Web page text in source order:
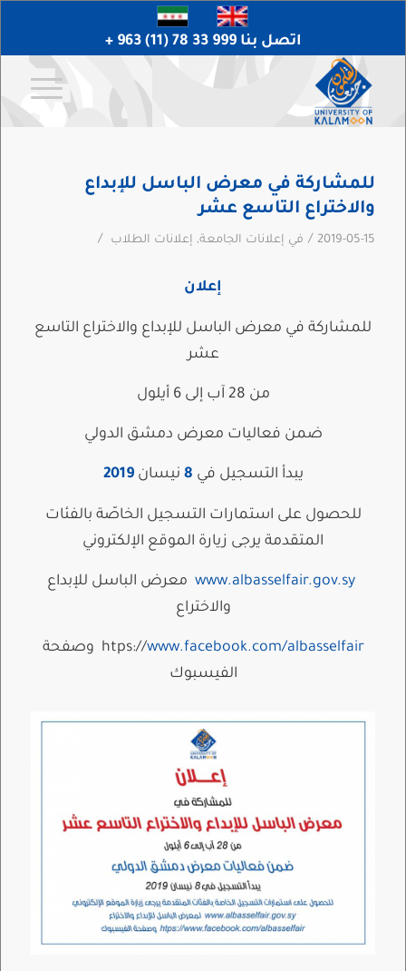
اتصل بنا 999 33 78 (11) 963 +
للمشاركة في معرض الباسل للإبداع
والاختراع التاسع عشر
2019-05-15
/ في إعلانات الجامعة, إعلانات الطلاب /
إعلان
للمشاركة في معرض الباسل للإبداع والاختراع التاسع
عشر
من 28 آب إلى 6 أيلول
ضمن فعاليات معرض دمشق الدولي
يبدأ التسجيل في نيسان2019
للحصول على استمارات التسجيل الخاصّة بالفئات
المتقدمة يرجى زيارة الموقع الإلكتروني
www.albasselfair.gov.sy معرض الباسل للإبداع
والاختراع
htps://www.facebook.com/albasselfair
وصفحة
الفيسبوك